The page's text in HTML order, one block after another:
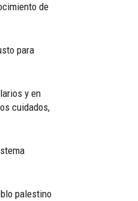
de
para
y en
cuidados,
palestino